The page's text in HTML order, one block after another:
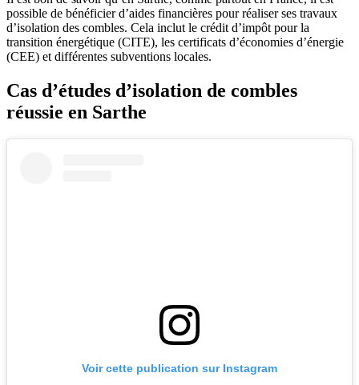
possible de bénéficier d’aides financières pour réaliser ses travaux
d’isolation des combles. Cela inclut le crédit d’impôt pour la
transition énergétique (CITE), les certificats d’économies d’énergie
(CEE) et différentes subventions locales.
Cas d’études d’isolation de combles
réussie en Sarthe
Voir cette publication sur Instagram